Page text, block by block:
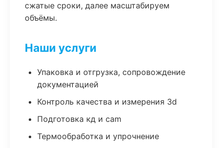
сжатые сроки, далее масштабируем
объёмы.
Наши услуги
Упаковка и отгрузка, сопровождение
документацией
Контроль качества и измерения 3d
Подготовка кд и cam
Термообработка и упрочнение